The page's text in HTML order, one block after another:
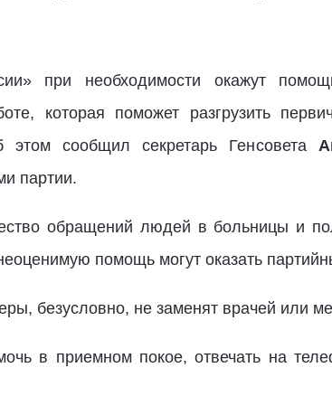
при необходимости окажут
которая поможет разгрузить
этом сообщил секретарь Генсовета
партии.
обращений людей в больницы и
помощь могут оказать
безусловно, не заменят врачей или
в приемном покое, отвечать на